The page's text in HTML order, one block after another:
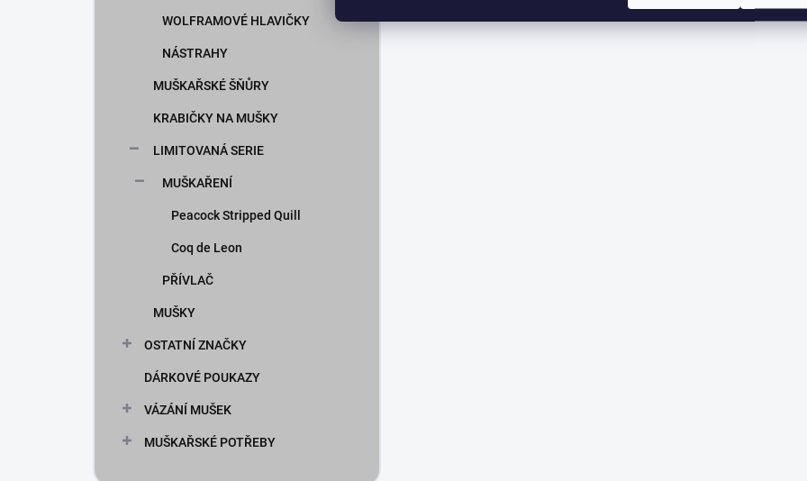
WOLFRAMOVÉ HLAVIČKY
NÁSTRAHY
MUŠKAŘSKÉ ŠŇŮRY
KRABIČKY NA MUŠKY
LIMITOVANÁ SERIE
MUŠKAŘENÍ
Peacock Stripped Quill
Coq de Leon
PŘÍVLAČ
MUŠKY
OSTATNÍ ZNAČKY
DÁRKOVÉ POUKAZY
VÁZÁNÍ MUŠEK
MUŠKAŘSKÉ POTŘEBY